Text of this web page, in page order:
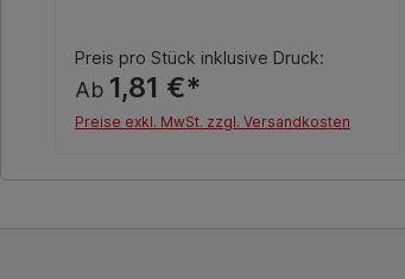
Preis pro Stück inklusive Druck:
Ab 1,81 €*
Preise exkl. MwSt. zzgl. Versandkosten
Details